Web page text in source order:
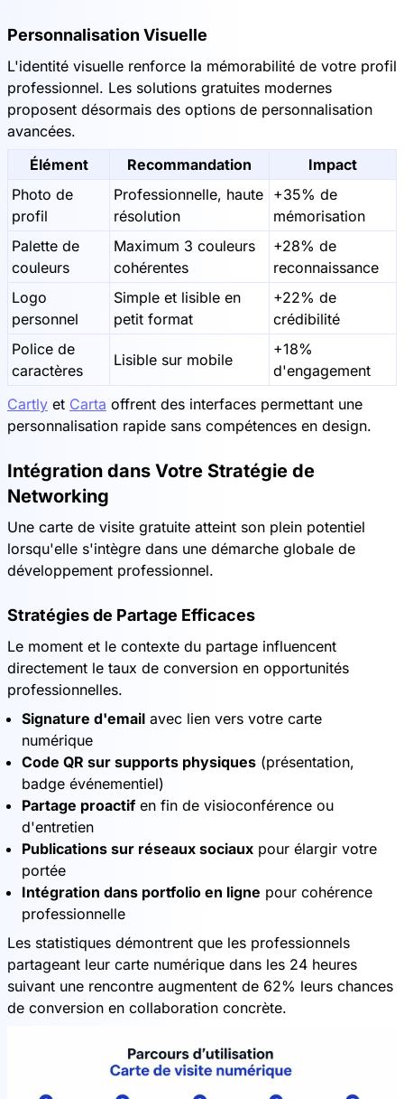
Personnalisation Visuelle
L'identité visuelle renforce la mémorabilité de votre profil
professionnel. Les solutions gratuites modernes
proposent désormais des options de personnalisation
avancées.
Élément
Recommandation
Impact
Photo de
profil
Professionnelle, haute
résolution
+35% de
mémorisation
Palette de
couleurs
Maximum 3 couleurs
cohérentes
+28% de
reconnaissance
Logo
personnel
Simple et lisible en
petit format
+22% de
crédibilité
Police de
caractères
Lisible sur mobile
+18%
d'engagement
Cartly et Carta offrent des interfaces permettant une
personnalisation rapide sans compétences en design.
Intégration dans Votre Stratégie de
Networking
Une carte de visite gratuite atteint son plein potentiel
lorsqu'elle s'intègre dans une démarche globale de
développement professionnel.
Stratégies de Partage Efficaces
Le moment et le contexte du partage influencent
directement le taux de conversion en opportunités
professionnelles.
Signature d'email avec lien vers votre carte
numérique
Code QR sur supports physiques (présentation,
badge événementiel)
Partage proactifen fin de visioconférence ou
d'entretien
Publications sur réseaux sociaux pour élargir votre
portée
Intégration dans portfolio en ligne pour cohérence
professionnelle
Les statistiques démontrent que les professionnels
partageant leur carte numérique dans les 24 heures
suivant une rencontre augmentent de 62% leurs chances
de conversion en collaboration concrète.